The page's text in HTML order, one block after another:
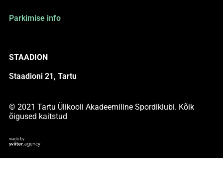
Parkimise info
STAADION
Staadioni 21, Tartu
© 2021 Tartu Ülikooli Akadeemiline Spordiklubi. Kõik
õigused kaitstud